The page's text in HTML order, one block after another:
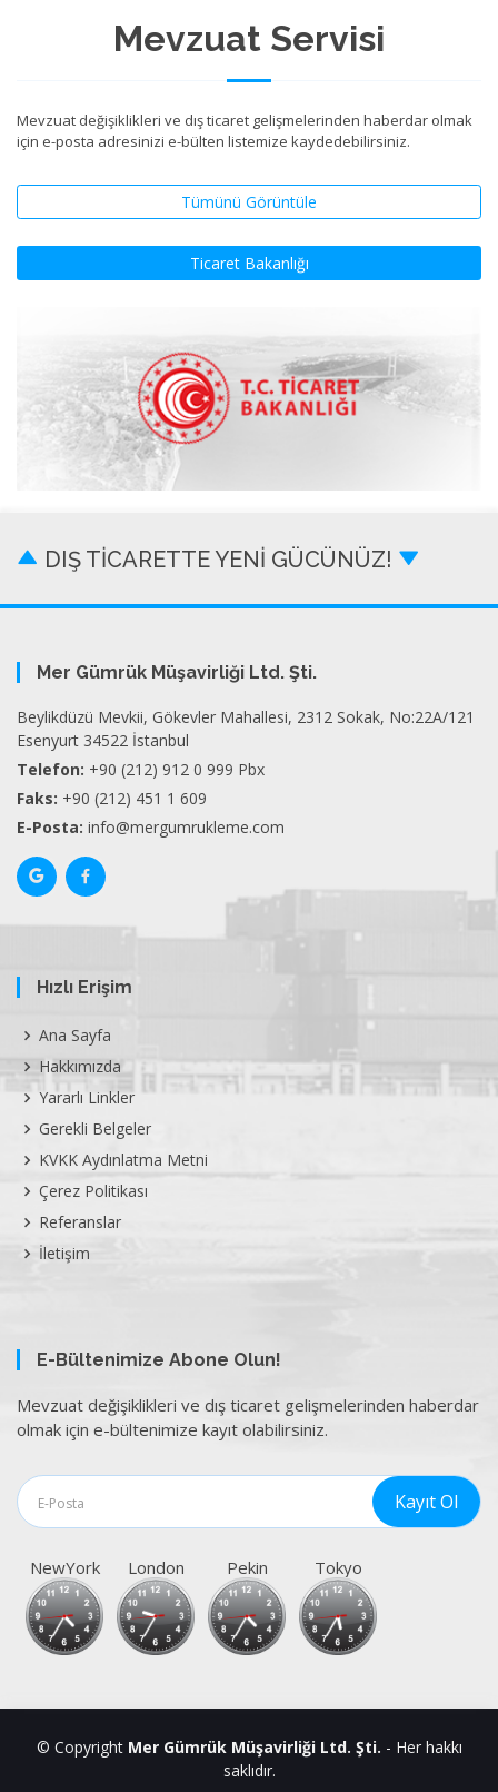
Mevzuat Servisi
Mevzuat değişiklikleri ve dış ticaret gelişmelerinden haberdar olmak
için e-posta adresinizi e-bülten listemize kaydedebilirsiniz.
Tümünü Görüntüle
Ticaret Bakanlığı
DIŞ TİCARETTE YENİ GÜCÜNÜZ!
Mer Gümrük Müşavirliği Ltd. Şti.
Beylikdüzü Mevkii, Gökevler Mahallesi, 2312 Sokak, No:22A/121
Esenyurt 34522 İstanbul
Telefon: +90 (212) 912 0 999 Pbx
Faks: +90 (212) 451 1 609
E-Posta: info@mergumrukleme.com
Hızlı Erişim
Ana Sayfa
Hakkımızda
Yararlı Linkler
Gerekli Belgeler
KVKK Aydınlatma Metni
Çerez Politikası
Referanslar
İletişim
E-Bültenimize Abone Olun!
Mevzuat değişiklikleri ve dış ticaret gelişmelerinden haberdar
olmak için e-bültenimize kayıt olabilirsiniz.
NewYork London Pekin Tokyo
© Copyright Mer Gümrük Müşavirliği Ltd. Şti. - Her hakkı
saklıdır.